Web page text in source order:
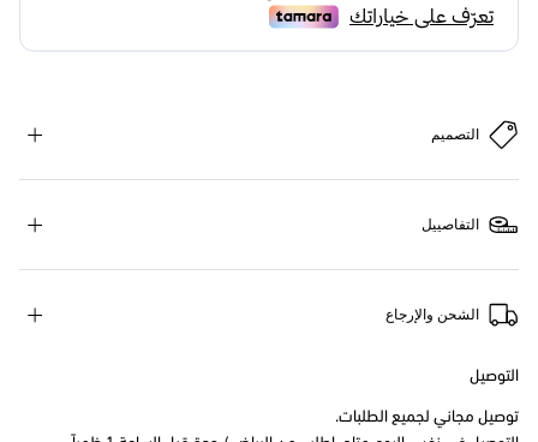
التصميم
التفاصييل
الشحن والإرجاع
التوصيل
توصيل مجاني لجميع الطلبات.